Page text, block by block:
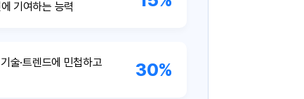
기여하는 능력
술·트렌드에 민첩하고
30%